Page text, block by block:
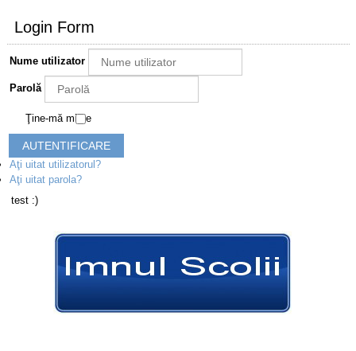
Login Form
Nume utilizator
Parolă
Ţine-mă minte
AUTENTIFICARE
Aţi uitat utilizatorul?
Aţi uitat parola?
test :)